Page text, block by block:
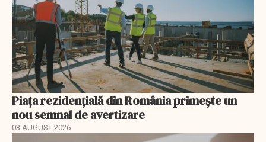
Piața rezidențială din România primește un
nou semnal de avertizare
03 AUGUST 2026